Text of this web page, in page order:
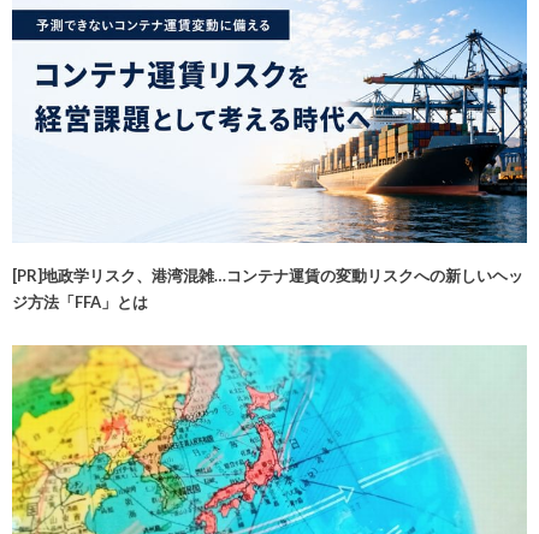
[PR]地政学リスク、港湾混雑…コンテナ運賃の変動リスクへの新しいヘッ
ジ方法「FFA」とは